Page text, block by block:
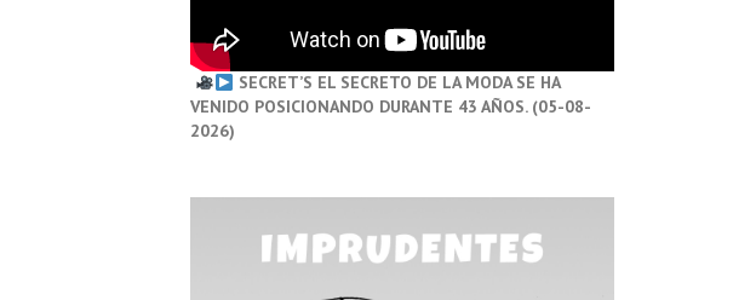
SECRET’S EL SECRETO DE LA MODA SE HA
VENIDO POSICIONANDO DURANTE 43 AÑOS. (05-08-
2026)